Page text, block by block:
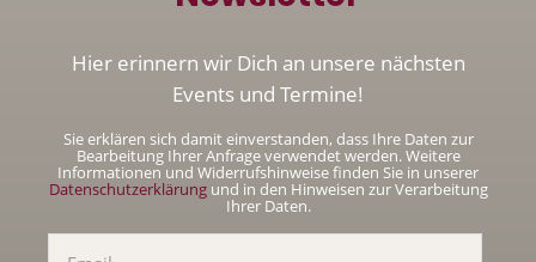
Hier erinnern wir Dich an unsere nächsten
Events und Termine!
Sie erklären sich damit einverstanden, dass Ihre Daten zur
Bearbeitung Ihrer Anfrage verwendet werden. Weitere
Informationen und Widerrufshinweise finden Sie in unserer
Datenschutzerklärungund in den Hinweisen zur Verarbeitung
Ihrer Daten.